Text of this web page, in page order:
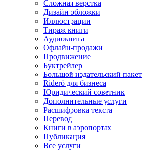
Сложная верстка
Дизайн обложки
Иллюстрации
Тираж книги
Аудиокнига
Офлайн-продажи
Продвижение
Буктрейлер
Большой издательский пакет
Rideró для бизнеса
Юридический советник
Дополнительные услуги
Расшифровка текста
Перевод
Книги в аэропортах
Публикация
Все услуги